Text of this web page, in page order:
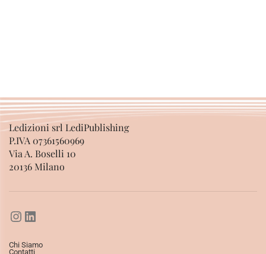
Ledizioni srl LediPublishing
P.IVA 07361560969
Via A. Boselli 10
20136 Milano
Chi Siamo
Contatti